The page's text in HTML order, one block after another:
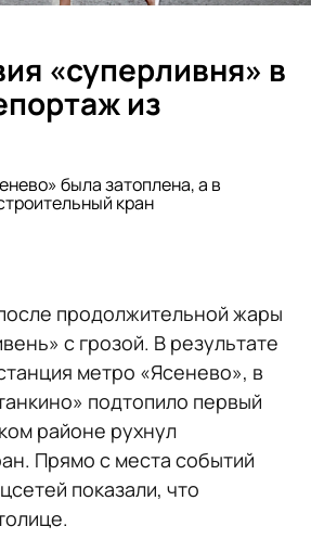
«суперливня» в
из
была затоплена, а в
кран
продолжительной жары
с грозой. В результате
метро «Ясенево», в
подтопило первый
районе рухнул
Прямо с места событий
показали, что